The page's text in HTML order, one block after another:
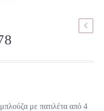
με πατιλέτα από 4